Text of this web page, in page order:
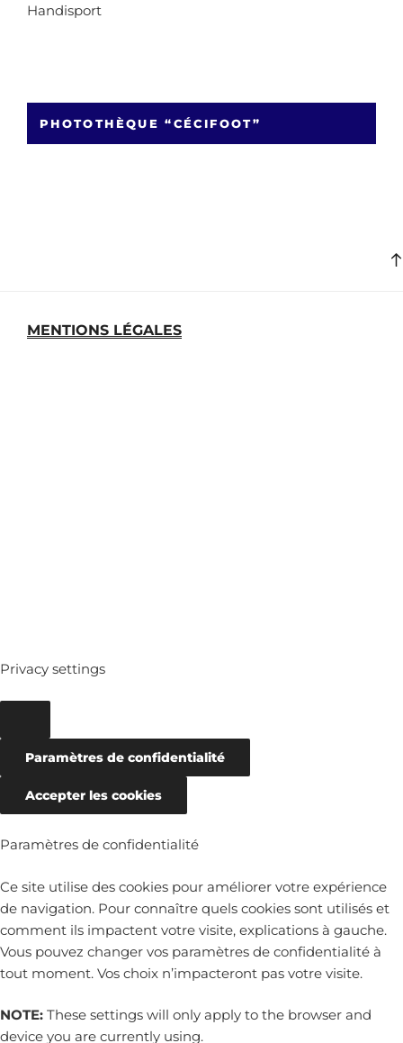
Handisport
PHOTOTHÈQUE “CÉCIFOOT”
MENTIONS LÉGALES
Privacy settings
Paramètres de confidentialité
Accepter les cookies
Paramètres de confidentialité
Ce site utilise des cookies pour améliorer votre expérience
de navigation. Pour connaître quels cookies sont utilisés et
comment ils impactent votre visite, explications à gauche.
Vous pouvez changer vos paramètres de confidentialité à
tout moment. Vos choix n’impacteront pas votre visite.
NOTE: These settings will only apply to the browser and
device you are currently using.